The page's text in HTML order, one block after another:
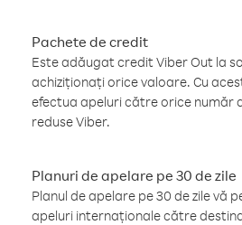
Pachete de credit
Este adăugat credit Viber Out la
achiziționați orice valoare. Cu
efectua apeluri către orice număr
reduse Viber.
Planuri de apelare pe 30 de zile
Planul de apelare pe 30 de zile vă
apeluri internaționale către